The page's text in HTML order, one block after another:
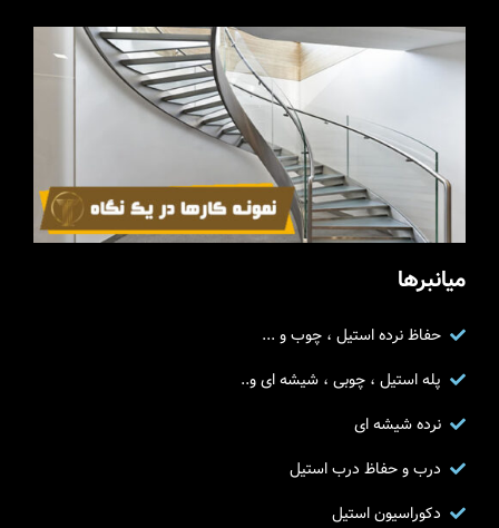
میانبرها
حفاظ نرده استیل ، چوب و ...
پله استیل ، چوبی ، شیشه ای و..
نرده شیشه ای
درب و حفاظ درب استیل
دکوراسیون استیل